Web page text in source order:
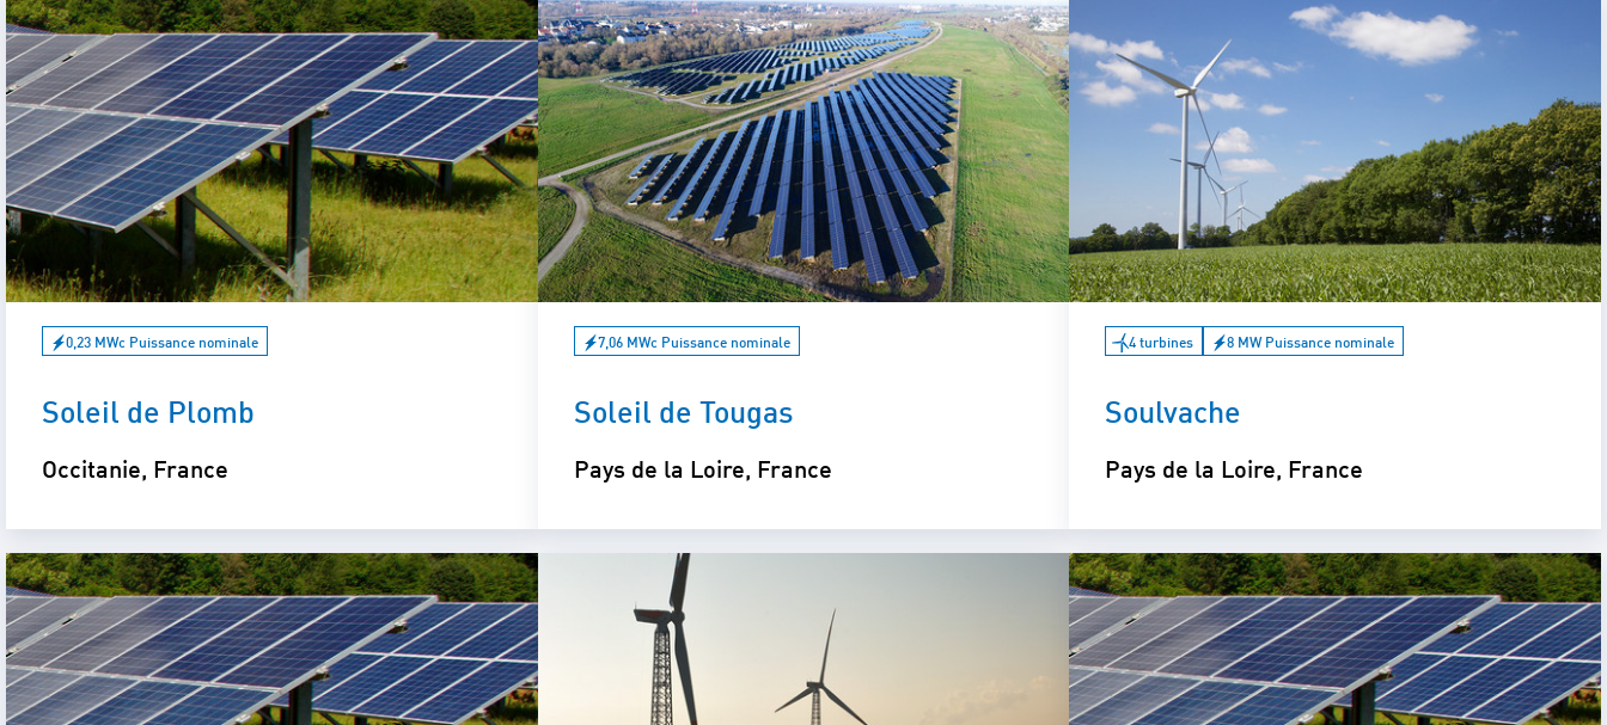
0,23 MWc Puissance nominale
Soleil de Plomb
Occitanie, France
7,06 MWc Puissance nominale
Soleil de Tougas
Pays de la Loire, France
4 turbines 8 MW Puissance nominale
Soulvache
Pays de la Loire, France